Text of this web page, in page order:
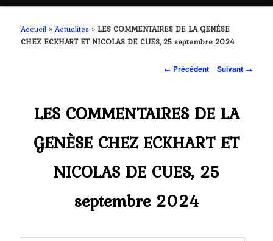
contenu
Accueil »Actualités » LES COMMENTAIRES DE LA GENÈSE
CHEZ ECKHART ET NICOLAS DE CUES, 25 septembre 2024
Navigation
← Précédent Suivant →
LES COMMENTAIRES DE LA
GENÈSE CHEZ ECKHART ET
NICOLAS DE CUES, 25
septembre 2024